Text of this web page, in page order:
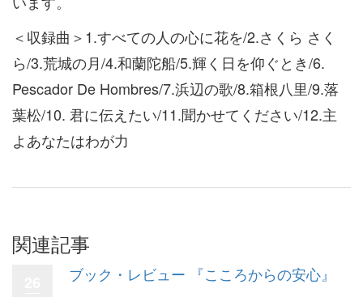
＜収録曲＞1.すべての人の心に花を/2.さくら さく
ら/3.荒城の月/4.和蘭陀船/5.輝く日を仰ぐとき/6.
Pescador De Hombres/7.浜辺の歌/8.箱根八里/9.落
葉松/10. 君に伝えたい/11.聞かせてください/12.主
よあなたはわが力
関連記事
ブック・レビュー 『こころからの安心』